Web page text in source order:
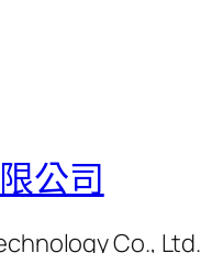
公司
Co., Ltd.